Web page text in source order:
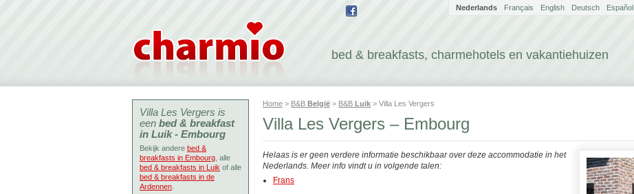
bed & breakfasts, charmehotels en vakantiehuizen
Nederlands Français English Deutsch Español
Home > B&B België > B&B Luik > Villa Les Vergers
Villa Les Vergers – Embourg
Helaas is er geen verdere informatie beschikbaar over deze accommodatie in het
Nederlands. Meer info vindt u in volgende talen:
Frans
Villa Les Vergers is
een bed & breakfast
in Luik - Embourg
Bekijk andere bed &
breakfasts in Embourg , alle
bed & breakfasts in Luik of alle
bed & breakfasts in de
Ardennen